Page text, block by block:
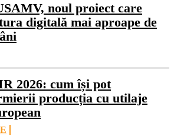
noul proiect care
digitală mai aproape de
2026: cum își pot
producția cu utilaje